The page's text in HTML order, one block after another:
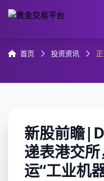
首页 投资资讯
新股前瞻
递表港交
运“工业机